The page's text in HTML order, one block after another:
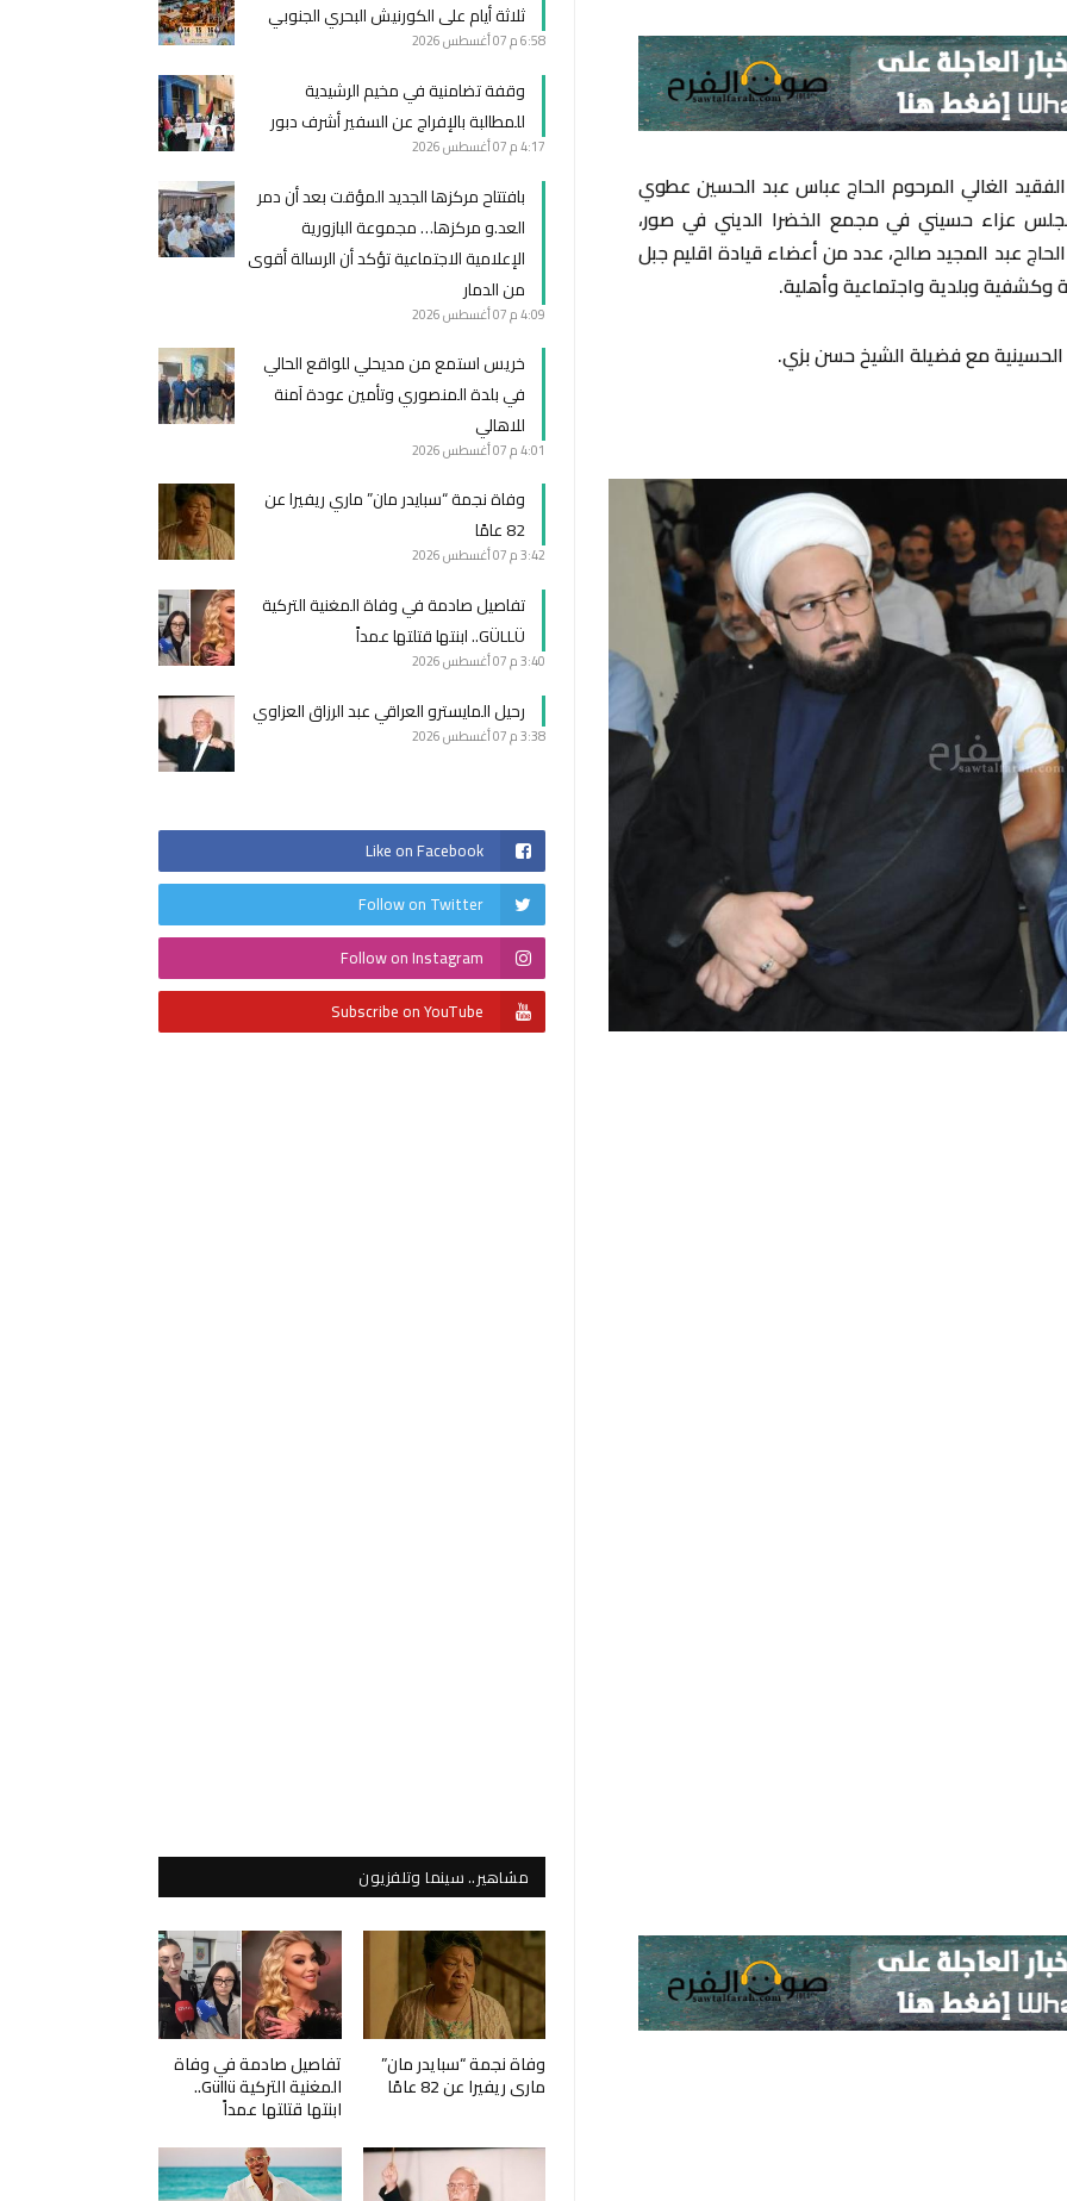
الغالي المرحوم الحاج عباس عبد الحسين عطوي
مجلس عزاء حسيني في مجمع الخضرا الديني في صور،
عبد المجيد صالح، عدد من أعضاء قيادة اقليم جبل
وبلدية واجتماعية وأهلية.
الحسينية مع فضيلة الشيخ حسن بزي.
ثلاثة أيام على الكورنيش البحري الجنوبي
6:58 م 07 أغسطس 2026
وقفة تضامنية في مخيم الرشيدية
للمطالبة بالإفراج عن السفير أشرف دبور
4:17 م 07 أغسطس 2026
بافتتاح مركزها الجديد المؤقت بعد أن دمر
العد.و مركزها… مجموعة البازورية
الإعلامية الاجتماعية تؤكد أن الرسالة أقوى
من الدمار
4:09 م 07 أغسطس 2026
خريس استمع من مديحلي للواقع الحالي
في بلدة المنصوري وتأمين عودة آمنة
للاهالي
4:01 م 07 أغسطس 2026
وفاة نجمة “سبايدر مان” ماري ريفيرا عن
82 عامًا
3:42 م 07 أغسطس 2026
تفاصيل صادمة في وفاة المغنية التركية
GÜLLÜ.. ابنتها قتلتها عمداً
3:40 م 07 أغسطس 2026
رحيل المايسترو العراقي عبد الرزاق العزاوي
3:38 م 07 أغسطس 2026
Like on Facebook
Follow on Twitter
Follow on Instagram
Subscribe on YouTube
مشاهير.. سينما وتلفزيون
وفاة نجمة “سبايدر مان”
ماري ريفيرا عن 82 عامًا
تفاصيل صادمة في وفاة
المغنية التركية Güllü..
ابنتها قتلتها عمداً